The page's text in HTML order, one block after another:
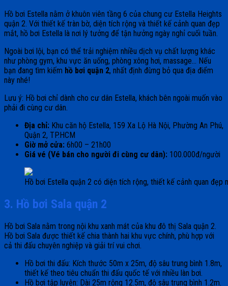
Hồ bơi Estella nằm ở khuôn viên tầng 6 của chung cư Estella Heights
quận 2. Với thiết kế tràn bờ, diện tích rộng và thiết kế cảnh quan đẹp
mắt, hồ bơi Estella là nơi lý tưởng để tận hưởng ngày nghỉ cuối tuần.
Ngoài bơi lội, bạn có thể trải nghiệm nhiều dịch vụ chất lượng khác
như phòng gym, khu vực ăn uống, phòng xông hơi, massage… Nếu
bạn đang tìm kiếm hồ bơi quận 2, nhất định đừng bỏ qua địa điểm
này nhé!
Lưu ý: Hồ bơi chỉ dành cho cư dân Estella, khách bên ngoài muốn vào
phải đi cùng cư dân.
Địa chỉ: Khu căn hộ Estella, 159 Xa Lộ Hà Nội, Phường An Phú,
Quận 2, TP.HCM
Giờ mở cửa: 6h00 – 21h00
Giá vé (Vé bán cho người đi cùng cư dân): 100.000đ/người
Hồ bơi Estella quận 2 có diện tích rộng, thiết kế cảnh quan đẹp
3. Hồ bơi Sala quận 2
Hồ bơi Sala nằm trong nội khu xanh mát của khu đô thị Sala quận 2.
Hồ bơi Sala được thiết kế chia thành hai khu vực chính, phù hợp với
cả thi đấu chuyên nghiệp và giải trí vui chơi.
Hồ bơi thi đấu: Kích thước 50m x 25m, độ sâu trung bình 1.8m,
thiết kế theo tiêu chuẩn thi đấu quốc tế với nhiều làn bơi.
Hồ bơi tập luyện: Dài 25m rộng 12.5m, độ sâu trung bình 1.2m.